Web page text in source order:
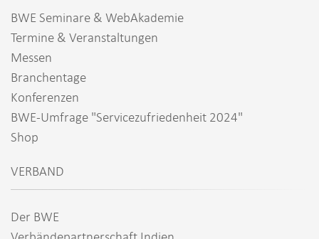
BWE Seminare & WebAkademie
Termine & Veranstaltungen
Messen
Branchentage
Konferenzen
BWE-Umfrage "Servicezufriedenheit 2024"
Shop
VERBAND
Der BWE